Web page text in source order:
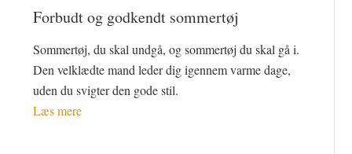
Forbudt og godkendt sommertøj
Sommertøj, du skal undgå, og sommertøj du skal gå i.
Den velklædte mand leder dig igennem varme dage,
uden du svigter den gode stil.
Læs mere